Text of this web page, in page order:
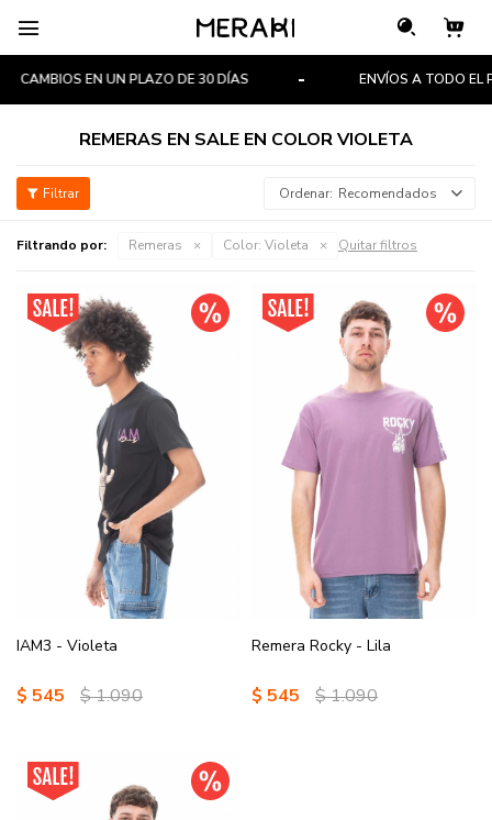

CAMBIOS EN UN PLAZO DE 30 DÍAS ENVÍOS A TODO EL
REMERAS EN SALE EN COLOR VIOLETA
Recomendados
Filtrando por: Remeras Color: Violeta Quitar filtros
IAM3 - Violeta
$ 545 $1.090
Remera Rocky - Lila
$ 545 $1.090